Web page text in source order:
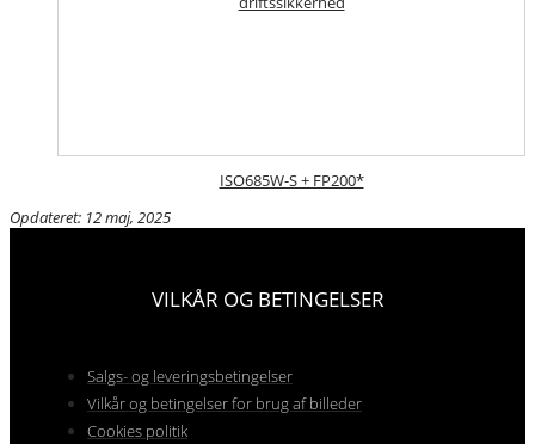
ISO685W-S + FP200*
Opdateret: 12 maj, 2025
VILKÅR OG BETINGELSER
Salgs- og leveringsbetingelser
Vilkår og betingelser for brug af billeder
Cookies politik